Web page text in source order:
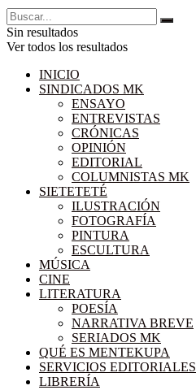
Sin resultados
Ver todos los resultados
INICIO
SINDICADOS MK
ENSAYO
ENTREVISTAS
CRÓNICAS
OPINIÓN
EDITORIAL
COLUMNISTAS MK
SIETETETÉ
ILUSTRACIÓN
FOTOGRAFÍA
PINTURA
ESCULTURA
MÚSICA
CINE
LITERATURA
POESÍA
NARRATIVA BREVE
SERIADOS MK
QUÉ ES MENTEKUPA
SERVICIOS EDITORIALES
LIBRERÍA